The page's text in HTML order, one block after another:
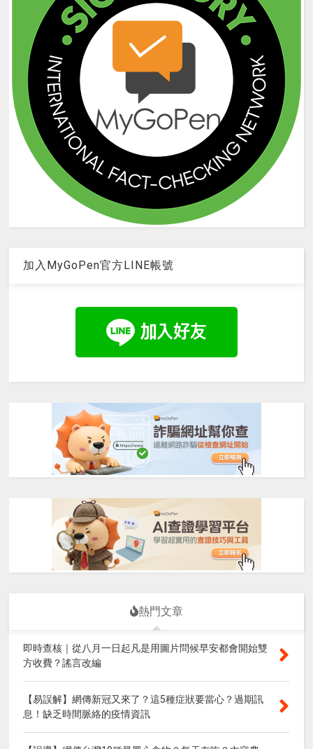
加入MyGoPen官方LINE帳號
熱門文章
即時查核｜從八月一日起凡是用圖片問候早安都會開始雙
方收費？謠言改編
【易誤解】網傳新冠又來了？這5種症狀要當心？過期訊
息！缺乏時間脈絡的疫情資訊